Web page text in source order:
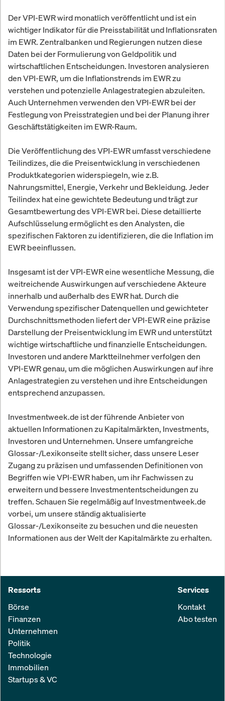
Der VPI-EWR wird monatlich veröffentlicht und ist ein
wichtiger Indikator für die Preisstabilität und Inflationsraten
im EWR. Zentralbanken und Regierungen nutzen diese
Daten bei der Formulierung von Geldpolitik und
wirtschaftlichen Entscheidungen. Investoren analysieren
den VPI-EWR, um die Inflationstrends im EWR zu
verstehen und potenzielle Anlagestrategien abzuleiten.
Auch Unternehmen verwenden den VPI-EWR bei der
Festlegung von Preisstrategien und bei der Planung ihrer
Geschäftstätigkeiten im EWR-Raum.
Die Veröffentlichung des VPI-EWR umfasst verschiedene
Teilindizes, die die Preisentwicklung in verschiedenen
Produktkategorien widerspiegeln, wie z.B.
Nahrungsmittel, Energie, Verkehr und Bekleidung. Jeder
Teilindex hat eine gewichtete Bedeutung und trägt zur
Gesamtbewertung des VPI-EWR bei. Diese detaillierte
Aufschlüsselung ermöglicht es den Analysten, die
spezifischen Faktoren zu identifizieren, die die Inflation im
EWR beeinflussen.
Insgesamt ist der VPI-EWR eine wesentliche Messung, die
weitreichende Auswirkungen auf verschiedene Akteure
innerhalb und außerhalb des EWR hat. Durch die
Verwendung spezifischer Datenquellen und gewichteter
Durchschnittsmethoden liefert der VPI-EWR eine präzise
Darstellung der Preisentwicklung im EWR und unterstützt
wichtige wirtschaftliche und finanzielle Entscheidungen.
Investoren und andere Marktteilnehmer verfolgen den
VPI-EWR genau, um die möglichen Auswirkungen auf ihre
Anlagestrategien zu verstehen und ihre Entscheidungen
entsprechend anzupassen.
Investmentweek.de ist der führende Anbieter von
aktuellen Informationen zu Kapitalmärkten, Investments,
Investoren und Unternehmen. Unsere umfangreiche
Glossar-/Lexikonseite stellt sicher, dass unsere Leser
Zugang zu präzisen und umfassenden Definitionen von
Begriffen wie VPI-EWR haben, um ihr Fachwissen zu
erweitern und bessere Investmententscheidungen zu
treffen. Schauen Sie regelmäßig auf Investmentweek.de
vorbei, um unsere ständig aktualisierte
Glossar-/Lexikonseite zu besuchen und die neuesten
Informationen aus der Welt der Kapitalmärkte zu erhalten.
Ressorts
Börse
Finanzen
Unternehmen
Politik
Technologie
Immobilien
Startups & VC
Services
Kontakt
Abo testen